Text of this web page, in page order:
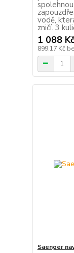
vodě,
zničí. 3
1 088 Kč
899,17 Kč
Saenger